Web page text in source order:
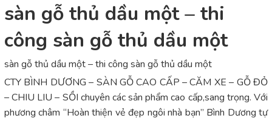
sàn gỗ thủ dầu một – thi
công sàn gỗ thủ dầu một
sàn gỗ thủ dầu một – thi công sàn gỗ thủ dầu một
CTY BÌNH DƯƠNG – SÀN GỖ CAO CẤP – CĂM XE – GỖ ĐỎ
– CHIU LIU – SỒI chuyên các sản phẩm cao cấp,sang trọng. Với
phương châm “Hoàn thiện vẻ đẹp ngôi nhà bạn” Bình Dương tự